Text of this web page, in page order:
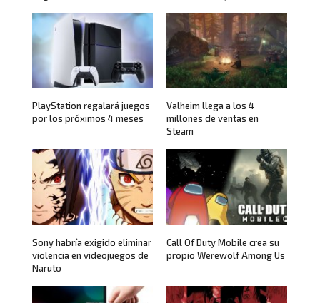
PlayStation regalará juegos
por los próximos 4 meses
Valheim llega a los 4
millones de ventas en
Steam
Sony habría exigido eliminar
violencia en videojuegos de
Naruto
Call Of Duty Mobile crea su
propio Werewolf Among Us